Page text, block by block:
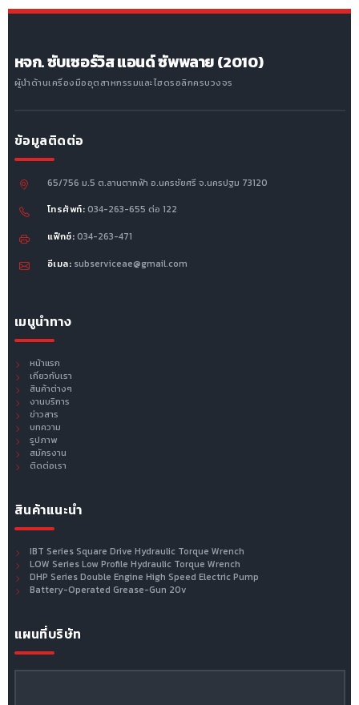
หจก. ซับเซอร์วิส แอนด์ ซัพพลาย (2010)
ผู้นำด้านเครื่องมืออุตสาหกรรมและไฮดรอลิกครบวงจร
ข้อมูลติดต่อ
65/756 ม.5 ต.ลานตากฟ้า อ.นครชัยศรี จ.นครปฐม 73120
โทรศัพท์: 034-263-655 ต่อ 122
แฟ็กซ์: 034-263-471
อีเมล: subserviceae@gmail.com
เมนูนำทาง
หน้าแรก
เกี่ยวกับเรา
สินค้าต่างๆ
งานบริการ
ข่าวสาร
บทความ
รูปภาพ
สมัครงาน
ติดต่อเรา
สินค้าแนะนำ
IBT Series Square Drive Hydraulic Torque Wrench
LOW Series Low Profile Hydraulic Torque Wrench
DHP Series Double Engine High Speed Electric Pump
Battery-Operated Grease-Gun 20v
แผนที่บริษัท